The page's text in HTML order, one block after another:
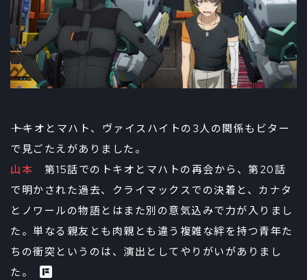
――トキオとマハト、ヴァイスハイトの3人の関係もビター
で見ごたえがありました。
山本 第15話でのトキオとマハトの再会から、第20話
で明かされた過去、クライマックスでの決着と、カナタ
とノワールの物語とはまた別の意気込みで力が入りまし
た。単なる親友とも肉親とも違う複雑な絆を持つ青年た
ちの衝突というのは、演出としてやりがいがありまし
た。